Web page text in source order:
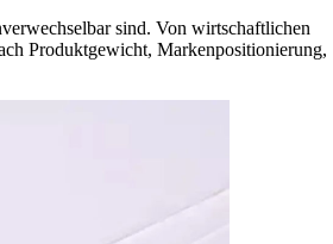
sind. Von wirtschaftlichen
Produktgewicht, Markenpositionierung,